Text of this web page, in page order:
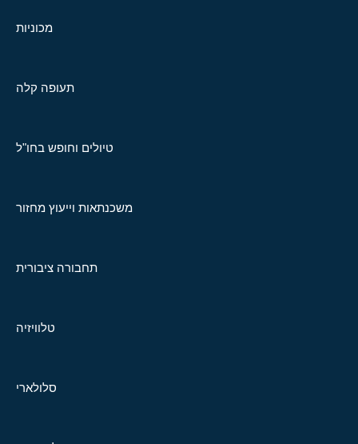
מכוניות
תעופה קלה
טיולים וחופש בחו"ל
משכנתאות וייעוץ מחזור
תחבורה ציבורית
טלוויזיה
סלולארי